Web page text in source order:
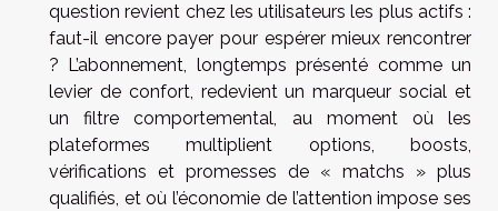
question revient chez les utilisateurs les plus actifs :
faut-il encore payer pour espérer mieux rencontrer
? L’abonnement, longtemps présenté comme un
levier de confort, redevient un marqueur social et
un filtre comportemental, au moment où les
plateformes multiplient options, boosts,
vérifications et promesses de « matchs » plus
qualifiés, et où l’économie de l’attention impose ses